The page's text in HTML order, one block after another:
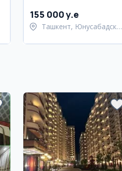
155 000 y.e
Ташкент, Юнусабадский